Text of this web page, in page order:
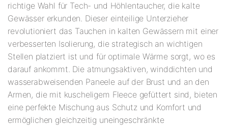
richtige Wahl für Tech- und Höhlentaucher, die kalte
Gewässer erkunden. Dieser einteilige Unterzieher
revolutioniert das Tauchen in kalten Gewässern mit einer
verbesserten Isolierung, die strategisch an wichtigen
Stellen platziert ist und für optimale Wärme sorgt, wo es
darauf ankommt. Die atmungsaktiven, winddichten und
wasserabweisenden Paneele auf der Brust und an den
Armen, die mit kuscheligem Fleece gefüttert sind, bieten
eine perfekte Mischung aus Schutz und Komfort und
ermöglichen gleichzeitig uneingeschränkte